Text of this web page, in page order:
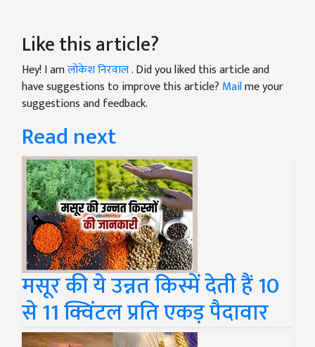
Like this article?
Hey! I amलोकेश निरवाल. Did you liked this article and
have suggestions to improve this article? Mailme your
suggestions and feedback.
Read next
मसूर की ये उन्नत किस्में देती हैं 10
से 11 क्विंटल प्रति एकड़ पैदावार